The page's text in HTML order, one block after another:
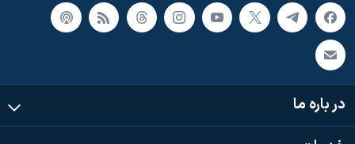
در باره ما